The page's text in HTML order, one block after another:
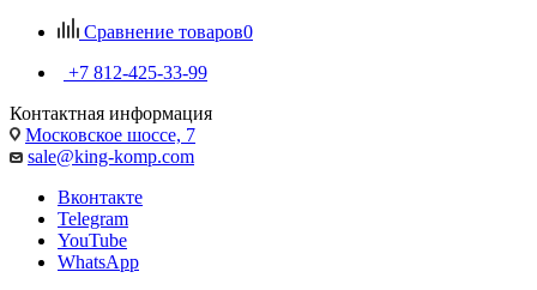
Сравнение товаров0
+7 812-425-33-99
Контактная информация
Московское шоссе, 7
sale@king-komp.com
Вконтакте
Telegram
YouTube
WhatsApp